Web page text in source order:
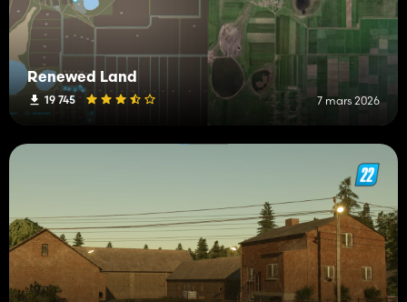
Renewed Land
19 745 7 mars 2026